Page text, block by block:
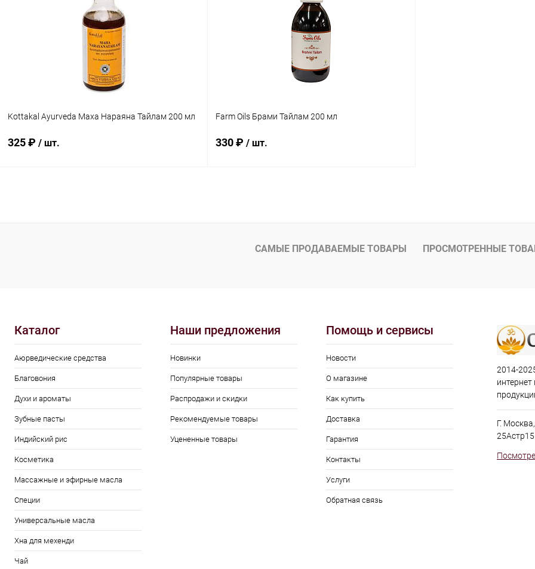
Kottakal Ayurveda Маха Нараяна Тайлам 200 мл
325 ₽ / шт.
Купить в 1 клик Сравнение
Farm Oils Брами Тайлам 200 мл
330 ₽ / шт.
Купить в 1 клик Сравнение
В избранное Под заказ
САМЫЕ ПРОДАВАЕМЫЕ ТОВАРЫ ПРОСМОТРЕННЫЕ
Каталог
Аюрведические средства
Благовония
Духи и ароматы
Зубные пасты
Индийский рис
Косметика
Массажные и эфирные масла
Специи
Универсальные масла
Хна для мехенди
Чай
Наши предложения
Новинки
Популярные товары
Распродажи и скидки
Рекомендуемые товары
Уцененные товары
Помощь и сервисы
Новости
О магазине
Как купить
Доставка
Гарантия
Контакты
Услуги
Обратная связь
2014-
Г.
25Астр15